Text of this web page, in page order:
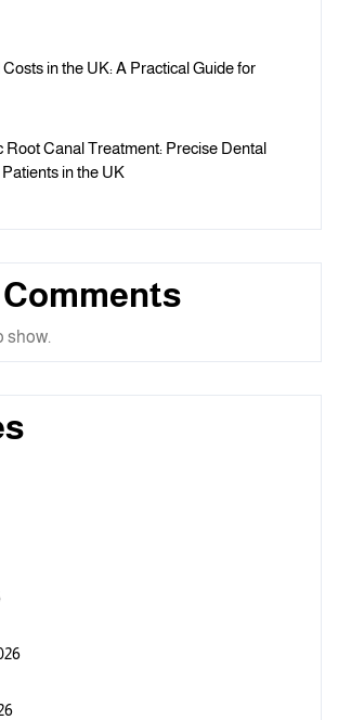
in the UK: A Practical Guide for
Root Canal Treatment: Precise Dental
in the UK
show.